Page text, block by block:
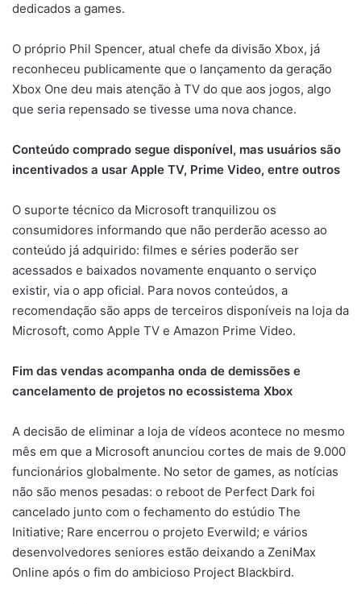
dedicados a games.
O próprio Phil Spencer, atual chefe da divisão Xbox, já
reconheceu publicamente que o lançamento da geração
Xbox One deu mais atenção à TV do que aos jogos, algo
que seria repensado se tivesse uma nova chance.
Conteúdo comprado segue disponível, mas usuários são
incentivados a usar Apple TV, Prime Video, entre outros
O suporte técnico da Microsoft tranquilizou os
consumidores informando que não perderão acesso ao
conteúdo já adquirido: filmes e séries poderão ser
acessados e baixados novamente enquanto o serviço
existir, via o app oficial. Para novos conteúdos, a
recomendação são apps de terceiros disponíveis na loja da
Microsoft, como Apple TV e Amazon Prime Video.
Fim das vendas acompanha onda de demissões e
cancelamento de projetos no ecossistema Xbox
A decisão de eliminar a loja de vídeos acontece no mesmo
mês em que a Microsoft anunciou cortes de mais de 9.000
funcionários globalmente. No setor de games, as notícias
não são menos pesadas: o reboot de Perfect Dark foi
cancelado junto com o fechamento do estúdio The
Initiative; Rare encerrou o projeto Everwild; e vários
desenvolvedores seniores estão deixando a ZeniMax
Online após o fim do ambicioso Project Blackbird.